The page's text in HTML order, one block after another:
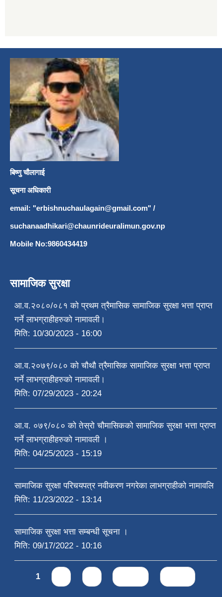
बिष्णु चौलागाई
सूचना अधिकारी
email: "erbishnuchaulagain@gmail.com" /
suchanaadhikari@chaunrideuralimun.gov.np
Mobile No:9860434419
सामाजिक सुरक्षा
आ.व.२०८०/०८१ को प्रथम त्रैमासिक सामाजिक सुरक्षा भत्ता प्राप्त
गर्ने लाभग्राहीहरुको नामावली।
मिति: 10/30/2023 - 16:00
आ.व.२०७९/०८० को चौथौ त्रैमासिक सामाजिक सुरक्षा भत्ता प्राप्त
गर्ने लाभग्राहीहरुको नामावली।
मिति: 07/29/2023 - 20:24
आ.व. ०७९/०८० को तेस्रो चौमासिकको सामाजिक सुरक्षा भत्ता प्राप्त
गर्ने लाभग्राहीहरुको नामावली ।
मिति: 04/25/2023 - 15:19
सामाजिक सुरक्षा परिचयपत्र नवीकरण नगरेका लाभग्राहीको नामावलि
मिति: 11/23/2022 - 13:14
सामाजिक सुरक्षा भत्ता सम्बन्धी सूचना ।
मिति: 09/17/2022 - 10:16
Pages
1